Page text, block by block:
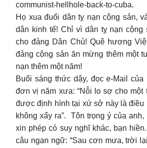
communist-hellhole-back-to-cuba.
Họ xua đuổi dân tỵ nạn cộng sản,
dân kinh tế! Chỉ vì dân tỵ nạn cộng
cho đảng Dân Chủ! Quê hương
đảng cộng sản ăn mừng thêm một
nạn thêm một năm!
Buổi sáng thức dậy, đọc e-Mail
đơn vị năm xưa: “Nỗi lo sợ cho một
được định hình tại xứ sở này là điều
không xẩy ra”. Tôn trọng ý của
xin phép có suy nghĩ khác, bạn
câu ngạn ngữ: “Sau cơn mưa, trời